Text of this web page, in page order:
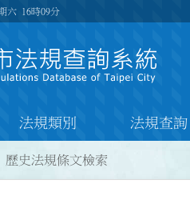
六 16時09分
法規類別 法規查詢
歷史法規條文檢索